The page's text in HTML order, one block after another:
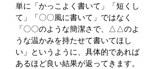
単に「かっこよく書いて」「短くし
て」「〇〇風に書いて」ではなく
「〇〇のような簡潔さで、△△のよ
うな温かみを持たせて書いてほし
い」というように、具体的であれば
あるほど良い結果が返ってきます。